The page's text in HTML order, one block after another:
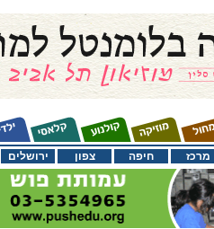
ירושלים צפון חיפה מרכז